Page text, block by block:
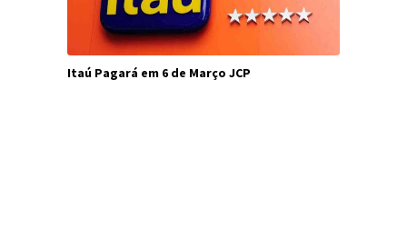
Itaú Pagará em 6 de Março JCP